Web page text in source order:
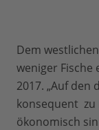
Dem
weniger Fische
2017. „Auf den
konsequent zu
ökonomisch